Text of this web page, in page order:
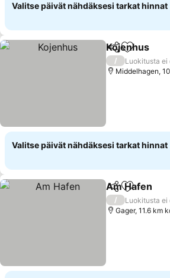
Valitse päivät nähdäksesi tarkat hinnat
Jaa Lisää
Kojenhus
/
Luokitusta ei
Middelhagen,
Valitse päivät nähdäksesi tarkat hinnat
Jaa Lisää
Am Hafen
/
Luokitusta ei
Gager, 11.6 km